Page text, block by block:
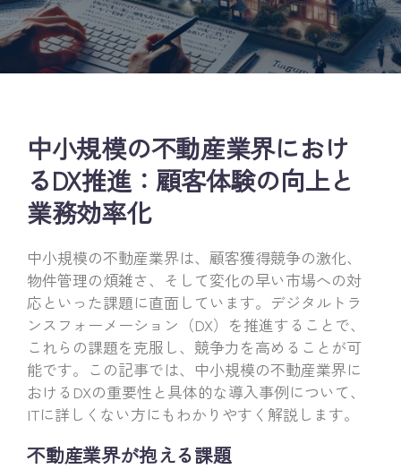
中小規模の不動産業界におけ
るDX推進：顧客体験の向上と
業務効率化
中小規模の不動産業界は、顧客獲得競争の激化、
物件管理の煩雑さ、そして変化の早い市場への対
応といった課題に直面しています。デジタルトラ
ンスフォーメーション（DX）を推進することで、
これらの課題を克服し、競争力を高めることが可
能です。この記事では、中小規模の不動産業界に
おけるDXの重要性と具体的な導入事例について、
ITに詳しくない方にもわかりやすく解説します。
不動産業界が抱える課題